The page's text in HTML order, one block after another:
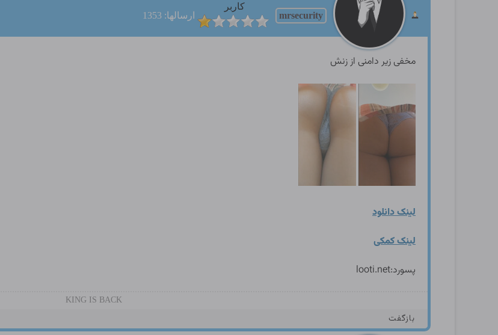
mrsecurity
کاربر
ارسالها: 1353
مخفی زیر دامنی از زنش
لینک دانلود
لینک کمکی
پسورد:looti.net
KING IS BACK
بازگفت